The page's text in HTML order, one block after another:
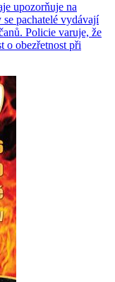
upozorňuje na
pachatelé vydávají
Policie varuje, že
o obezřetnost při